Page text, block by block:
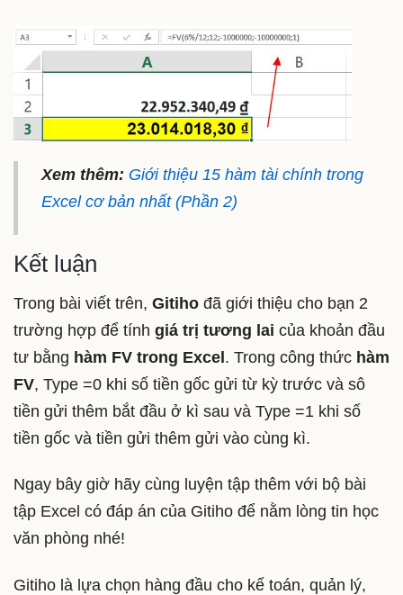
Xem thêm: Giới thiệu 15 hàm tài chính trong
Excel cơ bản nhất (Phần 2)
Kết luận
Trong bài viết trên, Gitiho đã giới thiệu cho bạn 2
trường hợp để tính giá trị tương lai của khoản đầu
tư bằng hàm FV trong Excel. Trong công thức hàm
FV, Type =0 khi số tiền gốc gửi từ kỳ trước và sô
tiền gửi thêm bắt đầu ở kì sau và Type =1 khi số
tiền gốc và tiền gửi thêm gửi vào cùng kì.
Ngay bây giờ hãy cùng luyện tập thêm với bộ bài
tập Excel có đáp án của Gitiho để nằm lòng tin học
văn phòng nhé!
Gitiho là lựa chọn hàng đầu cho kế toán, quản lý,